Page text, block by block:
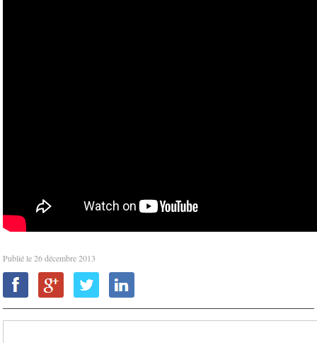
Publié le26 décembre 2013